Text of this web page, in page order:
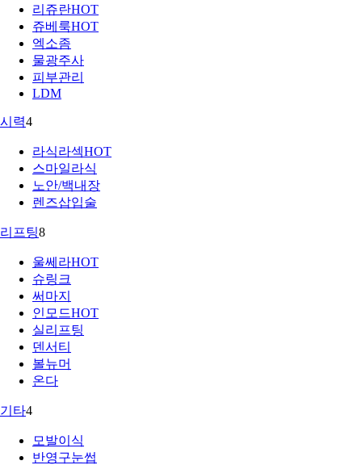
리쥬란HOT
쥬베룩HOT
엑소좀
물광주사
피부관리
LDM
시력4
라식라섹HOT
스마일라식
노안/백내장
렌즈삽입술
리프팅8
울쎄라HOT
슈링크
써마지
인모드HOT
실리프팅
덴서티
볼뉴머
온다
기타4
모발이식
반영구눈썹